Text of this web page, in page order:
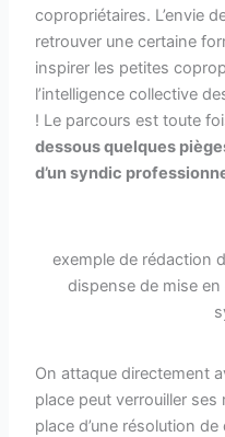
copropriétaires. L’envie
retrouver une certaine
inspirer les petites
l’intelligence collective
! Le parcours est toute
dessous quelques
d’un syndic
exemple de rédaction
dispense de mise
On attaque directement
place peut verrouiller
place d’une résolution